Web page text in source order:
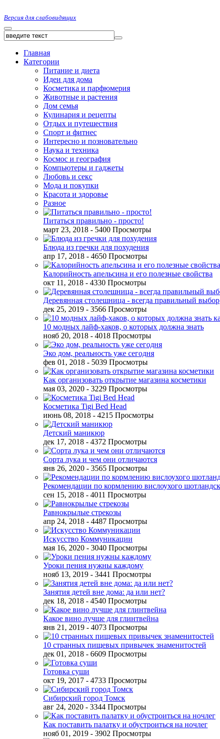
Версия для слабовидящих
Главная
Категории
Питание и диета
Идеи для дома
Косметика и парфюмерия
Животные и растения
Дом семья
Кулинария и рецепты
Отдых и путешествия
Спорт и фитнес
Интересно и позновательно
Наука и техника
Космос и география
Компьютеры и гаджеты
Любовь и секс
Мода и покупки
Красота и здоровье
Разное
Питаться правильно - просто!
март 23, 2018 - 5400 Просмотры
Блюда из гречки для похудения
апр 17, 2018 - 4650 Просмотры
Калорийность апельсина и его полезные свойства
окт 11, 2018 - 4330 Просмотры
Деревянная столешница - всегда правильный выбор
дек 25, 2019 - 3566 Просмотры
10 модных лайф-хаков, о которых должна знать
нояб 20, 2018 - 4018 Просмотры
Эко дом, реальность уже сегодня
фев 01, 2018 - 5039 Просмотры
Как организовать открытие магазина косметики
мая 03, 2020 - 3229 Просмотры
Косметика Tigi Bed Head
июнь 08, 2018 - 4215 Просмотры
Детский маникюр
дек 17, 2018 - 4372 Просмотры
Сорта лука и чем они отличаются
янв 26, 2020 - 3565 Просмотры
Рекомендации по кормлению вислоухого
сен 15, 2018 - 4011 Просмотры
Равнокрылые стрекозы
апр 24, 2018 - 4487 Просмотры
Искусство Коммуникации
мая 16, 2020 - 3040 Просмотры
Уроки пения нужны каждому
нояб 13, 2019 - 3441 Просмотры
Занятия детей вне дома: да или нет?
дек 18, 2018 - 4540 Просмотры
Какое вино лучше для глинтвейна
янв 21, 2019 - 4073 Просмотры
10 странных пищевых привычек знаменитостей
дек 01, 2018 - 6609 Просмотры
Готовка суши
окт 19, 2017 - 4733 Просмотры
Сибирский город Томск
авг 24, 2020 - 3344 Просмотры
Как поставить палатку и обустроиться на ночлег
нояб 01, 2019 - 3902 Просмотры